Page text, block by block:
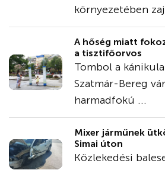
környezetében
A hőség miatt
a tisztifőorvos
Tombol a
Szatmár-Bereg
harmadfokú ...
Mixer járműnek
Simai úton
Közlekedési